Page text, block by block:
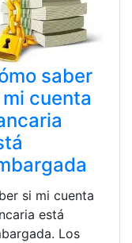
saber
cuenta
si mi cuenta
está
Los